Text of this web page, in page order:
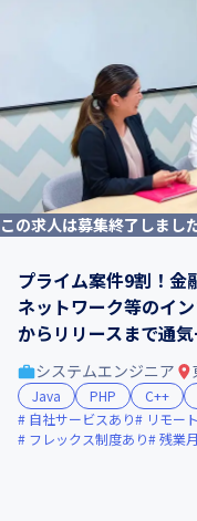
この求人は募集終了しまし
プライム案件9割！金
ネットワーク等のイ
からリリースまで通
システムエンジニア
Java PHP C++
自社サービスあり
リモー
フレックス制度あり
残業